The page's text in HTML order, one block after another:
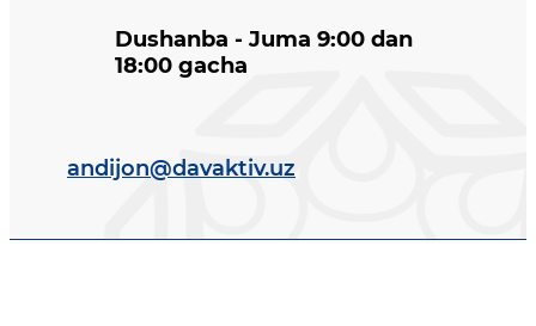
Dushanba - Juma 9:00 dan
18:00 gacha
andijon@davaktiv.uz